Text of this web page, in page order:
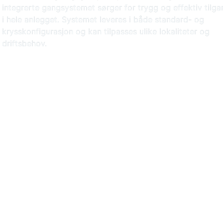
integrerte gangsystemet sørger for trygg og effektiv
i hele anlegget. Systemet leveres i både standard- og
krysskonfigurasjon og kan tilpasses ulike lokaliteter og
driftsbehov.